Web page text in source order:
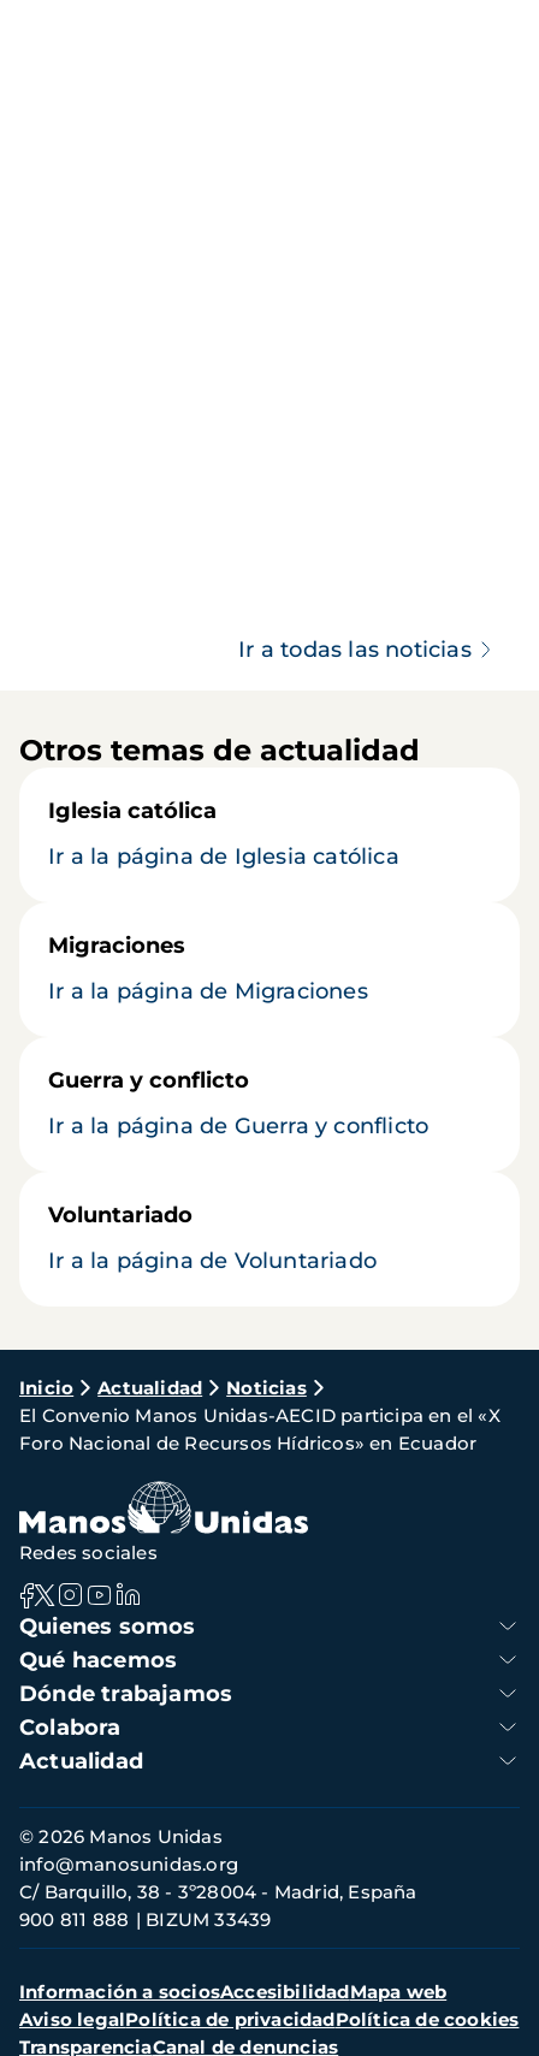
Ir a todas las noticias
Otros temas de actualidad
Iglesia católica
Ir a la página de Iglesia católica
Migraciones
Ir a la página de Migraciones
Guerra y conflicto
Ir a la página de Guerra y conflicto
Voluntariado
Ir a la página de Voluntariado
Ruta
de
navegación
Inicio Actualidad
Noticias
El Convenio Manos Unidas-AECID participa en el «X
Foro Nacional de Recursos Hídricos» en Ecuador
Navegación
principal
Quienes somos
Qué hacemos
Dónde trabajamos
Colabora
Actualidad
Redes sociales
Información
de
contacto
© 2026 Manos Unidas
C/ Barquillo, 38 - 3º28004 - Madrid, España
900 811 888
BIZUM 33439
info@manosunidas.org
Menú
secundario
Información a sociosAccesibilidadMapa web
Aviso legalPolítica de privacidadPolítica de cookies
TransparenciaCanal de denuncias